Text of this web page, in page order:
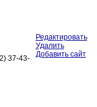
37-43-
Редактировать
Удалить
Добавить сайт